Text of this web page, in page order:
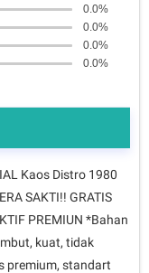
0.0%
0.0%
0.0%
0.0%
Kaos Distro 1980
SAKTI!! GRATIS
PREMIUN *Bahan
kuat, tidak
premium, standart